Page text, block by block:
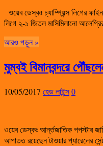
ওয়েব ডেস্কঃ চ্যাম্পিয়ন্স লিগের
লিগে ২-১ জিতল মাসিমিলানো
আরও পড়ুন »
মুম্বই বিমানবন্দরে
10/05/2017 হেড লাইন্স0
ওয়েব ডেস্কঃ আর্ন্তজাতিক পপস্টার
আপাতত রয়েছেন টাওয়ার প্যারেলের